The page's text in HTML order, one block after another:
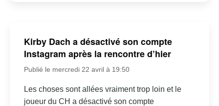
Kirby Dach a désactivé son compte
Instagram après la rencontre d’hier
Publié le mercredi 22 avril à 19:50
Les choses sont allées vraiment trop loin et le
joueur du CH a désactivé son compte